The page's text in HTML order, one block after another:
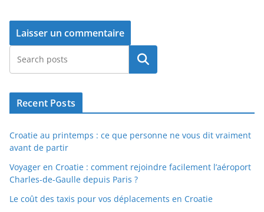
Rechercher
Recent Posts
Croatie au printemps : ce que personne ne vous dit vraiment
avant de partir
Voyager en Croatie : comment rejoindre facilement l’aéroport
Charles-de-Gaulle depuis Paris ?
Le coût des taxis pour vos déplacements en Croatie